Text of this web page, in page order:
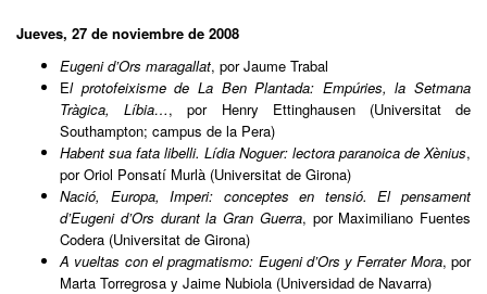
Jueves, 27 de noviembre de 2008
Eugeni d’Ors maragallat, por Jaume Trabal
El protofeixisme de La Ben Plantada: Empúries, la Setmana
Tràgica, Líbia…, por Henry Ettinghausen (Universitat de
Southampton; campus de la Pera)
Habent sua fata libelli. Lídia Noguer: lectora paranoica de Xènius,
por Oriol Ponsatí Murlà (Universitat de Girona)
Nació, Europa, Imperi: conceptes en tensió. El pensament
d’Eugeni d’Ors durant la Gran Guerra, por Maximiliano Fuentes
Codera (Universitat de Girona)
A vueltas con el pragmatismo: Eugeni d’Ors y Ferrater Mora, por
Marta Torregrosa y Jaime Nubiola (Universidad de Navarra)